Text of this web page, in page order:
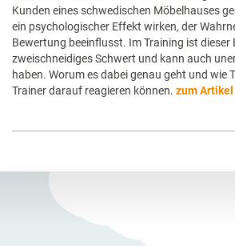
Kunden eines schwedischen Möbelhauses
ein psychologischer Effekt wirken, der
Bewertung beeinflusst. Im Training ist dieser
zweischneidiges Schwert und kann auch
haben. Worum es dabei genau geht und wie
Trainer darauf reagieren können. zum Artikel